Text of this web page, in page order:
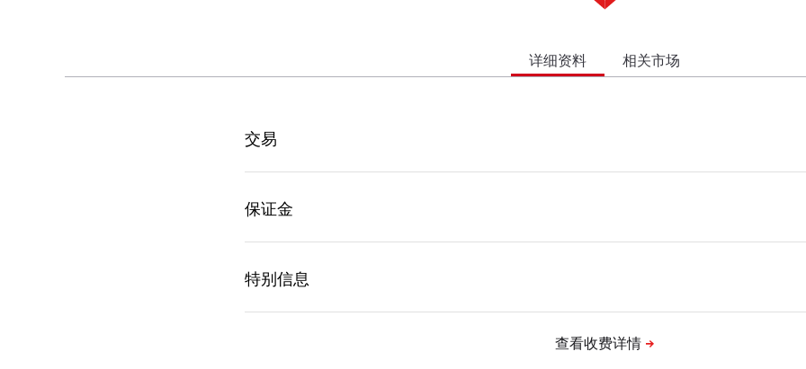
详细资料 相关市场